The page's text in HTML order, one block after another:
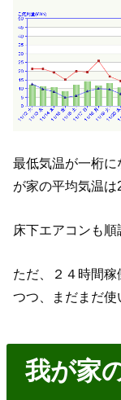
最低気温が一桁
が家の平均気温は
床下エアコンも順
ただ、２４時間
つつ、まだまだ使
我が家